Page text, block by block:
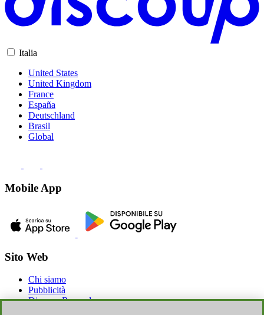
Italia
United States
United Kingdom
France
España
Deutschland
Brasil
Global
Mobile App
Sito Web
Chi siamo
Pubblicità
Discoup Rewards